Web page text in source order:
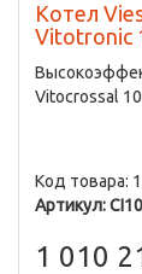
Котел
Vitotronic
Vitocrossal
Код товара:
Артикул:
1 010